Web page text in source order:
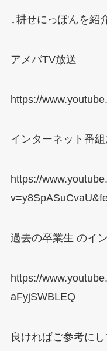
↓耕せにっぽんを紹
アメバTV放送
https://
インターネット番組
https://
過去の卒業生 のイ
https://
aFyjSWBLEQ
良ければご参考に